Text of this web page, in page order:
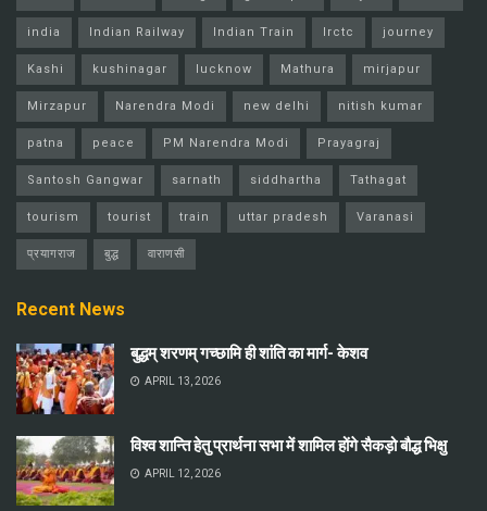
india Indian Railway Indian Train Irctc journey
Kashi kushinagar lucknow Mathura mirjapur
Mirzapur Narendra Modi new delhi nitish kumar
patna peace PM Narendra Modi Prayagraj
Santosh Gangwar sarnath siddhartha Tathagat
tourism tourist train uttar pradesh Varanasi
प्रयागराज बुद्ध वाराणसी
Recent News
बुद्धम् शरणम् गच्छामि ही शांति का मार्ग- केशव
APRIL 13, 2026
विश्व शान्ति हेतु प्रार्थना सभा में शामिल होंगे सैकड़ो बौद्ध भिक्षु
APRIL 12, 2026